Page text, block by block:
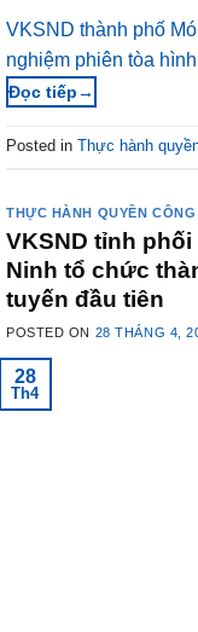
VKSND thành phố
nghiệm phiên tòa
→
Posted in Thực hành
THỰC HÀNH QUYỀN CÔNG
VKSND tỉnh
Ninh tổ chức
tuyến đầu tiên
POSTED ON 28 THÁNG 4,
28
Th4